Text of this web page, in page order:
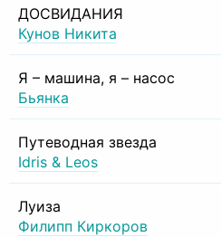
ДОСВИДАНИЯ
Кунов Никита
Я – машина, я – насос
Бьянка
Путеводная звезда
Idris & Leos
Луиза
Филипп Киркоров